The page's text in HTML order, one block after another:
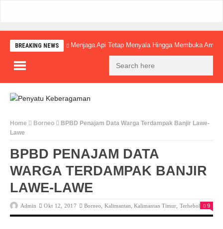
BREAKING NEWS Menjaga Api Tetap Menyala Hingga Membuka
Home Borneo
BPBD Penajam Data Warga Terdampak Banjir Lawe-
Lawe
BPBD PENAJAM DATA
WARGA TERDAMPAK BANJIR
LAWE-LAWE
Admin Okt 12, 2017 Borneo Kalimantan ,Kalimantan Timur ,Terheboh 0
9